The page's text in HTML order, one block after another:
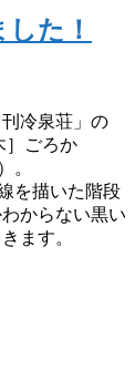
た！
冷泉荘」の
］ごろか
。
を描いた階段
からない黒い
ます。